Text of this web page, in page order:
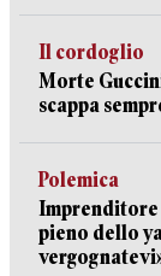
Il cordoglio
Morte
scappa
Polemica
Imprenditore
pieno dello